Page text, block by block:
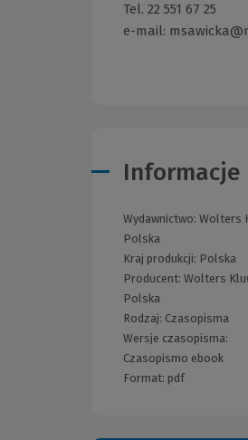
Tel. 22 551 67 25
e-mail:
Informacje
Wydawnictwo: Wolters
Polska
Kraj produkcji: Polska
Producent: Wolters
Polska
Rodzaj: Czasopisma
Wersje czasopisma:
Czasopismo ebook
Format: pdf